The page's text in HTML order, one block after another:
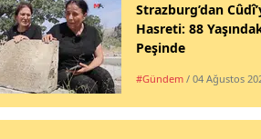
Strazburg’dan
Hasreti: 88
Peşinde
#Gündem / 04 Ağustos